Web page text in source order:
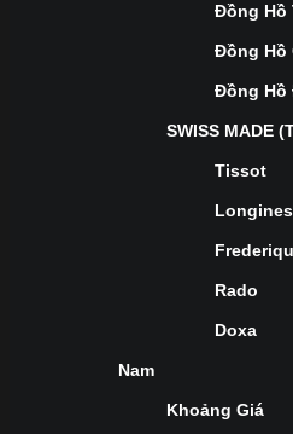
Đồng Hồ
Đồng Hồ
Đồng Hồ
SWISS MADE
Tissot
Longines
Rado
Doxa
Nam
Khoảng Giá